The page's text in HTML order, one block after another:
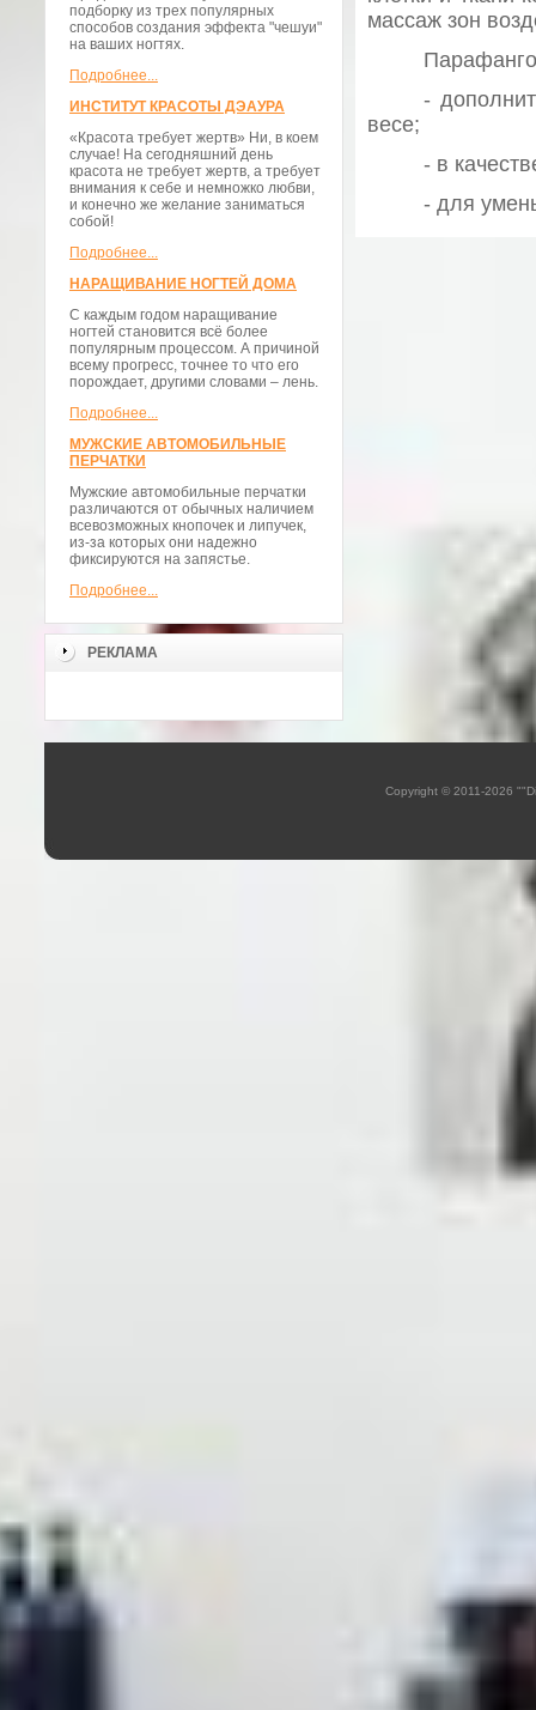
подборку из трех популярных
способов создания эффекта "чешуи"
на ваших ногтях.
Подробнее...
ИНСТИТУТ КРАСОТЫ ДЭАУРА
«Красота требует жертв» Ни, в коем
случае! На сегодняшний день
красота не требует жертв, а требует
внимания к себе и немножко любви,
и конечно же желание заниматься
собой!
Подробнее...
НАРАЩИВАНИЕ НОГТЕЙ ДОМА
С каждым годом наращивание
ногтей становится всё более
популярным процессом. А причиной
всему прогресс, точнее то что его
порождает, другими словами – лень.
Подробнее...
МУЖСКИЕ АВТОМОБИЛЬНЫЕ
ПЕРЧАТКИ
Мужские автомобильные перчатки
различаются от обычных наличием
всевозможных кнопочек и липучек,
из-за которых они надежно
фиксируются на запястье.
Подробнее...
РЕКЛАМА
массаж зон
-
весе;
- в
- для
Copyright © 2011-2026